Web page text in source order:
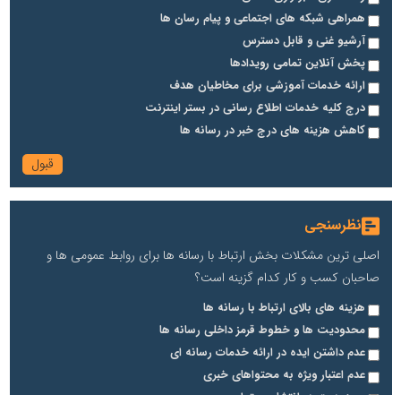
همراهی شبکه های اجتماعی و پیام رسان ها
آرشیو غنی و قابل دسترس
پخش آنلاین تمامی رویدادها
ارائه خدمات آموزشی برای مخاطیان هدف
درج کلیه خدمات اطلاع رسانی در بستر اینترنت
کاهش هزینه های درج خبر در رسانه ها
نظرسنجی
اصلی ترین مشکلات بخش ارتباط با رسانه ها برای روابط عمومی ها و
صاحبان کسب و کار کدام گزینه است؟
هزینه های بالای ارتباط با رسانه ها
محدودیت ها و خطوط قرمز داخلی رسانه ها
عدم داشتن ایده در ارائه خدمات رسانه ای
عدم اعتبار ویژه به محتواهای خبری